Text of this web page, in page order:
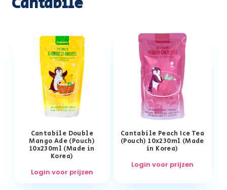
Cantabile Double
Mango Ade (Pouch)
10x230ml (Made in
Korea)
Login voor prijzen
Cantabile Peach Ice Tea
(Pouch) 10x230ml (Made
in Korea)
Login voor prijzen